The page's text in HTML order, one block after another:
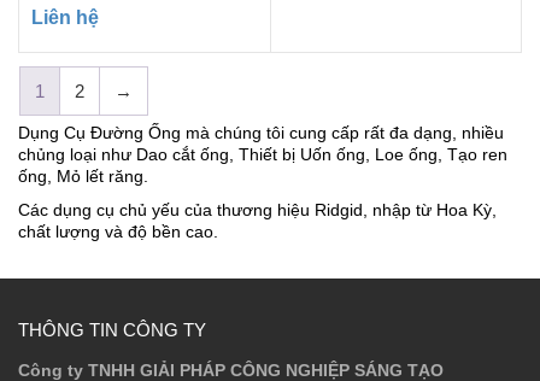
Liên hệ
1 2 →
Dụng Cụ Đường Ống mà chúng tôi cung cấp rất đa dạng, nhiều
chủng loại như Dao cắt ống, Thiết bị Uốn ống, Loe ống, Tạo ren
ống, Mỏ lết răng.
Các dụng cụ chủ yếu của thương hiệu Ridgid, nhập từ Hoa Kỳ,
chất lượng và độ bền cao.
THÔNG TIN CÔNG TY
Công ty TNHH GIẢI PHÁP CÔNG NGHIỆP SÁNG TẠO